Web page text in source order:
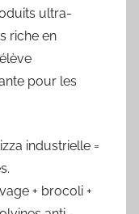
ultra-
riche en
pour les
industrielle =
+ brocoli +